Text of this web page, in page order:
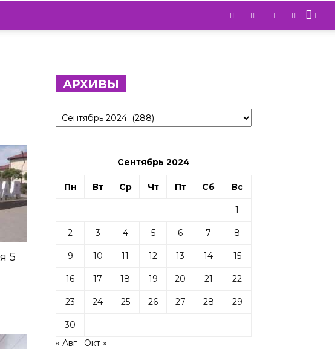
5
АРХИВЫ
Архивы
Сентябрь 2024
Пн Вт Ср Чт Пт Сб Вс
1
2 3 4 5 6 7 8
9 10 11 12 13 14 15
16 17 18 19 20 21 22
23 24 25 26 27 28 29
30
« Авг
Окт »